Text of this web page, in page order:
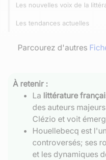
Les nouvelles voix de la
Les tendances actuelles
Parcourez d'autres
À retenir :
La littérature
des auteurs
Clézio et voit
Houellebecq est
controversés; ses
et les dynamiques